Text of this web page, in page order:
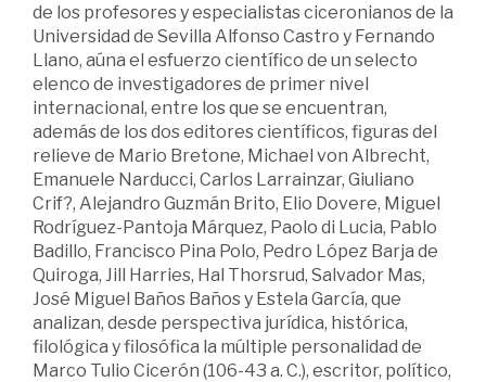
de los profesores y especialistas ciceronianos de la
Universidad de Sevilla Alfonso Castro y Fernando
Llano, aúna el esfuerzo científico de un selecto
elenco de investigadores de primer nivel
internacional, entre los que se encuentran,
además de los dos editores científicos, figuras del
relieve de Mario Bretone, Michael von Albrecht,
Emanuele Narducci, Carlos Larrainzar, Giuliano
Crif?, Alejandro Guzmán Brito, Elio Dovere, Miguel
Rodríguez-Pantoja Márquez, Paolo di Lucia, Pablo
Badillo, Francisco Pina Polo, Pedro López Barja de
Quiroga, Jill Harries, Hal Thorsrud, Salvador Mas,
José Miguel Baños Baños y Estela García, que
analizan, desde perspectiva jurídica, histórica,
filológica y filosófica la múltiple personalidad de
Marco Tulio Cicerón (106-43 a. C.), escritor, político,